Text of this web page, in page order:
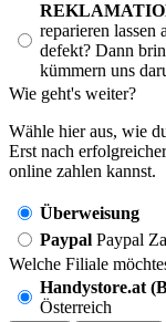
reparieren lassen
defekt? Dann
kümmern uns
Wie geht's weiter?
Wähle hier aus, wie
Erst nach
online zahlen kannst.
Überweisung
Paypal Paypal
Welche Filiale
Handystore.at
Österreich